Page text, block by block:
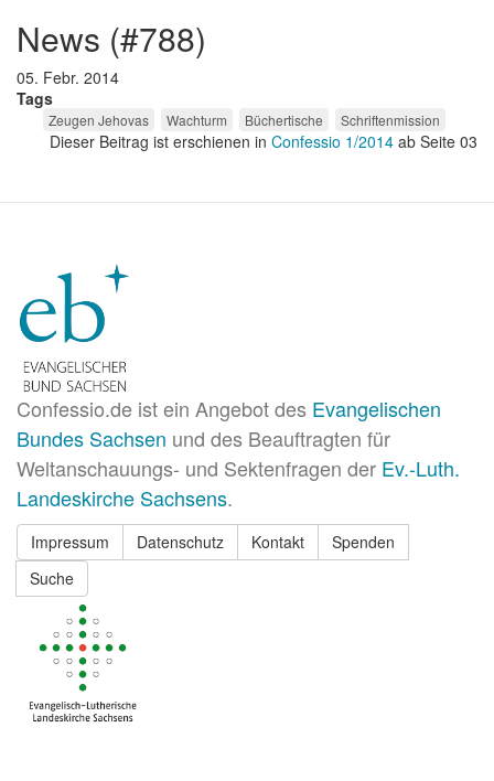
news (#788)
05. Febr. 2014
Tags
Zeugen Jehovas Wachturm Büchertische Schriftenmission
Dieser Beitrag ist erschienen in Confessio 1/2014 ab Seite 03
Confessio.de ist ein Angebot des Evangelischen
Bundes Sachsen und des Beauftragten für
Weltanschauungs- und Sektenfragen der Ev.-Luth.
Landeskirche Sachsens.
Impressum Datenschutz Kontakt
Spenden
Suche